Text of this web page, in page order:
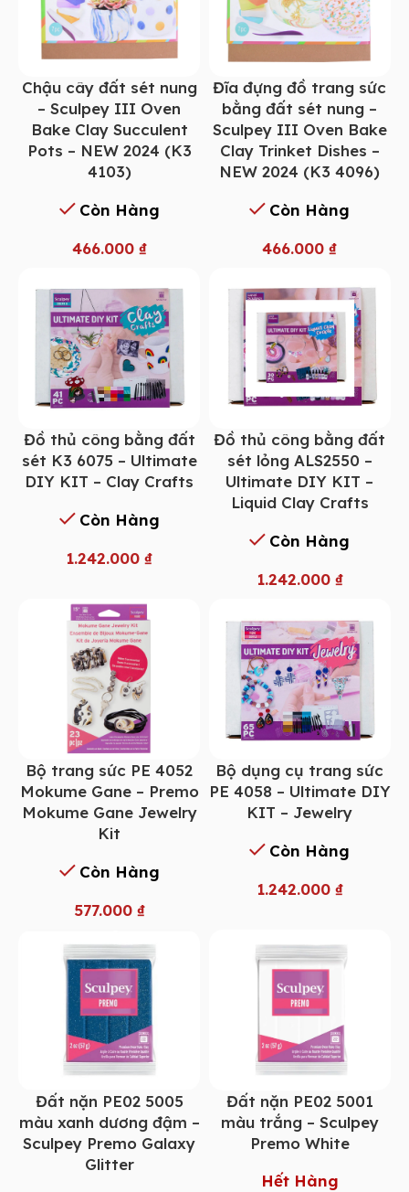
Chậu cây đất sét nung
– Sculpey III Oven
Bake Clay Succulent
Pots – NEW 2024 (K3
4103)
Còn Hàng
466.000 ₫
Đĩa đựng đồ trang sức
bằng đất sét nung –
Sculpey III Oven Bake
Clay Trinket Dishes –
NEW 2024 (K3 4096)
Còn Hàng
466.000₫
Đồ thủ công bằng đất
sét K3 6075 – Ultimate
DIY KIT – Clay Crafts
Còn Hàng
1.242.000 ₫
Đồ thủ công bằng đất
sét lỏng ALS2550 –
Ultimate DIY KIT –
Liquid Clay Crafts
Còn Hàng
1.242.000 ₫
Bộ trang sức PE 4052
Mokume Gane – Premo
Mokume Gane Jewelry
Kit
Còn Hàng
577.000 ₫
Bộ dụng cụ trang sức
PE 4058 – Ultimate DIY
KIT – Jewelry
Còn Hàng
1.242.000 ₫
Đất nặn PE02 5005
màu xanh dương đậm –
Sculpey Premo Galaxy
Glitter
Đất nặn PE02 5001
màu trắng – Sculpey
Premo White
Hết Hàng